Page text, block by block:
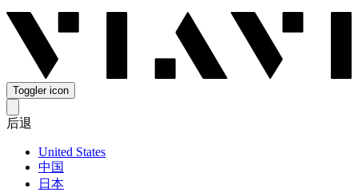
Toggler icon
后退
United States
中国
日本